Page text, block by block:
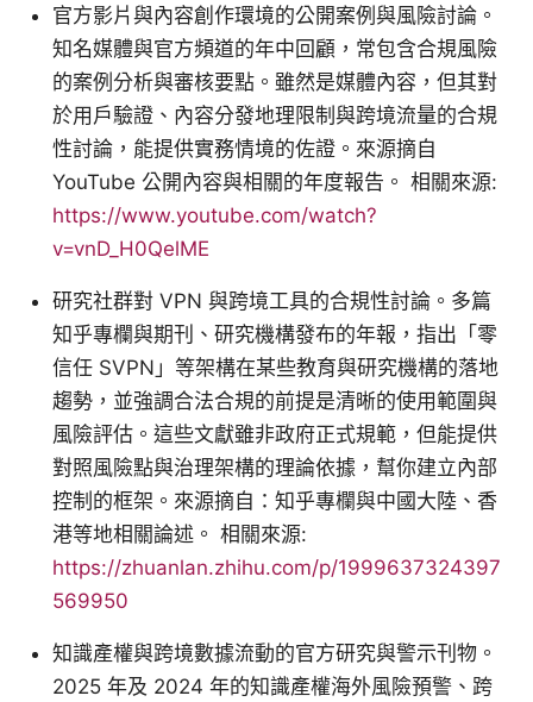
官方影片與內容創作環境的公開案例與風險討論。
知名媒體與官方頻道的年中回顧，常包含合規風險
的案例分析與審核要點。雖然是媒體內容，但其對
於用戶驗證、內容分發地理限制與跨境流量的合規
性討論，能提供實務情境的佐證。來源摘自
YouTube 公開內容與相關的年度報告。 相關來源:
https://www.youtube.com/watch?
v=vnD_H0QelME
研究社群對 VPN 與跨境工具的合規性討論。多篇
知乎專欄與期刊、研究機構發布的年報，指出「零
信任 SVPN」等架構在某些教育與研究機構的落地
趨勢，並強調合法合規的前提是清晰的使用範圍與
風險評估。這些文獻雖非政府正式規範，但能提供
對照風險點與治理架構的理論依據，幫你建立內部
控制的框架。來源摘自：知乎專欄與中國大陸、香
港等地相關論述。 相關來源:
https://zhuanlan.zhihu.com/p/1999637324397
569950
知識產權與跨境數據流動的官方研究與警示刊物。
2025 年及 2024 年的知識產權海外風險預警、跨